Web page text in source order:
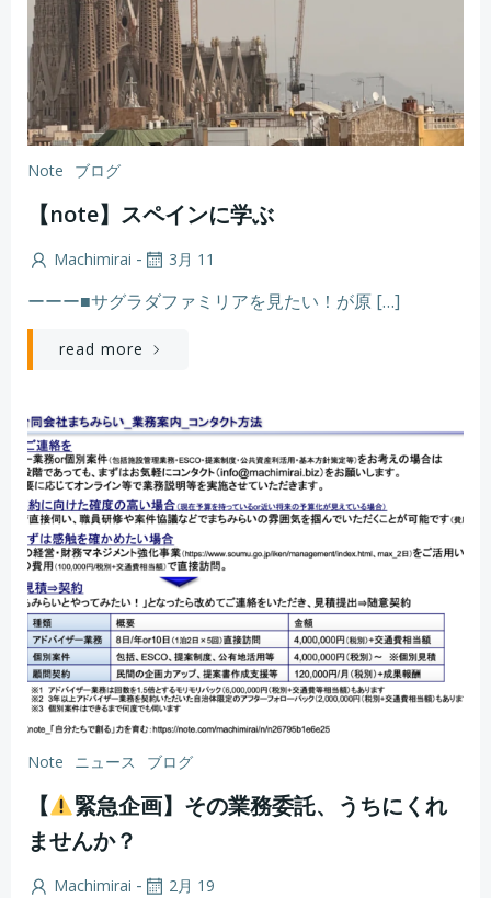
Note ブログ
【note】スペインに学ぶ
Machimirai - 3月 11
ーーー■サグラダファミリアを見たい！が原 […]
read more
Note ニュース ブログ
【
緊急企画】その業務委託、うちにくれ
ませんか？
Machimirai - 2月 19